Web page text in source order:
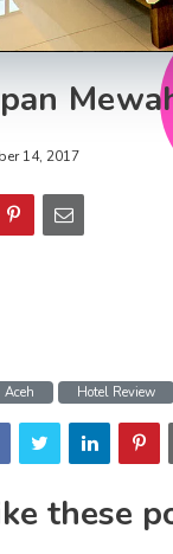
14, 2017
Aceh Hotel Review
these